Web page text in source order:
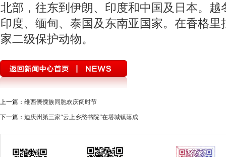
北部，往东到伊朗、印度和中国及日本。越
印度、缅甸、泰国及东南亚国家。在香格
家二级保护动物。
上一篇： 维西傈僳族同胞欢庆阔时节
下一篇： 迪庆州第三家“云上乡愁书院”在塔城镇落成